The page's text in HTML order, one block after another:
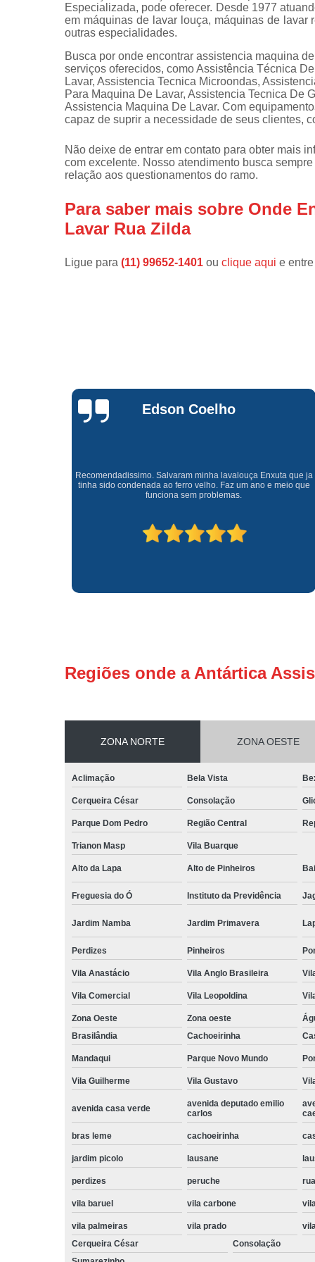
Instalações
de fogão
em freezer
Especializada, pode oferecer. Desde 1977
em máquinas de lavar louça, máquinas de lavar
outras especialidades.
Busca por onde encontrar assistencia maquina
serviços oferecidos, como Assistência Técnica
Lavar, Assistencia Tecnica Microondas,
Para Maquina De Lavar, Assistencia Tecnica De
Assistencia Maquina De Lavar. Com
capaz de suprir a necessidade de seus clientes,
Não deixe de entrar em contato para obter mais
com excelente. Nosso atendimento busca
relação aos questionamentos do ramo.
Para saber mais sobre Onde
Lavar Rua Zilda
Ligue para (11) 99652-1401 ou clique aqui e
Waldirene
Monteiro
Uma empresa á 41 anos no mercado que sempre valoriza o
cliente ótimo atendimento com garantia de todos o serviços.
Regiões onde a Antártica
ZONA NORTE ZONA OESTE
Aclimação Bela Vista
Cerqueira César Consolação
Parque Dom Pedro Região Central
Trianon Masp Vila Buarque
Alto da Lapa Alto de Pinheiros
Freguesia do Ó Instituto da Previdência
Jardim Namba Jardim Primavera
Perdizes Pinheiros
Vila Anastácio Vila Anglo Brasileira
Vila Comercial Vila Leopoldina
Zona Oeste Zona oeste
Brasilândia
Cachoeirinha
Mandaqui Parque Novo Mundo
Vila Guilherme Vila Gustavo
avenida casa verde
avenida deputado emilio
carlos
bras leme cachoeirinha
jardim picolo lausane
perdizes peruche
vila baruel vila carbone
vila palmeiras vila prado
Cerqueira César
Consolação